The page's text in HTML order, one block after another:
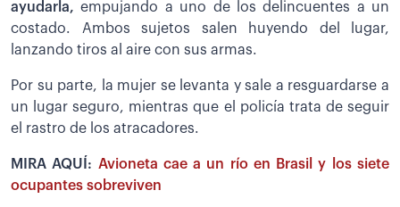
ayudarla, empujando a uno de los delincuentes a un
costado. Ambos sujetos salen huyendo del lugar,
lanzando tiros al aire con sus armas.
Por su parte, la mujer se levanta y sale a resguardarse a
un lugar seguro, mientras que el policía trata de seguir
el rastro de los atracadores.
MIRA AQUÍ: Avioneta cae a un río en Brasil y los siete
ocupantes sobreviven